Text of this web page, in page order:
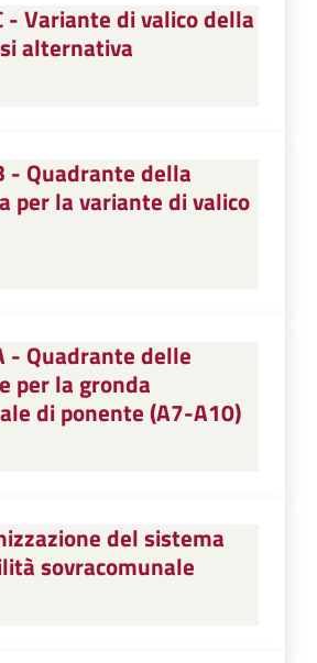
- Variante di valico della
alternativa
- Quadrante della
per la variante di valico
- Quadrante delle
per la gronda
di ponente (A7-A10)
del sistema
sovracomunale